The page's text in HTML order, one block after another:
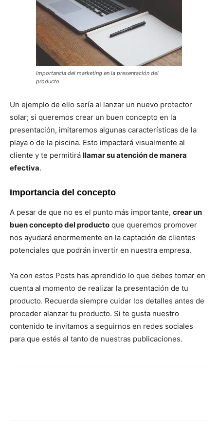
Importancia del marketing en la presentación del
producto
Un ejemplo de ello sería al lanzar un nuevo protector
solar; si queremos crear un buen concepto en la
presentación, imitaremos algunas características de la
playa o de la piscina. Esto impactará visualmente al
cliente y te permitirá llamar su atención de manera
efectiva.
Importancia del concepto
A pesar de que no es el punto más importante, crear un
buen concepto del producto que queremos promover
nos ayudará enormemente en la captación de clientes
potenciales que podrán invertir en nuestra empresa.
Ya con estos Posts has aprendido lo que debes tomar en
cuenta al momento de realizar la presentación de tu
producto. Recuerda siempre cuidar los detalles antes de
proceder alanzar tu producto. Si te gusta nuestro
contenido te invitamos a seguirnos en redes sociales
para que estés al tanto de nuestras publicaciones.